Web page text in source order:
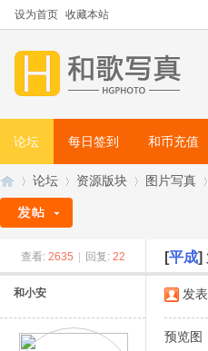
设为首页 收藏本站
论坛 每日签到 和币充值
»
论坛
›
资源版块 图片写真
›
查看: 2635 回复: 22 [平成]
和小安 发
预览图